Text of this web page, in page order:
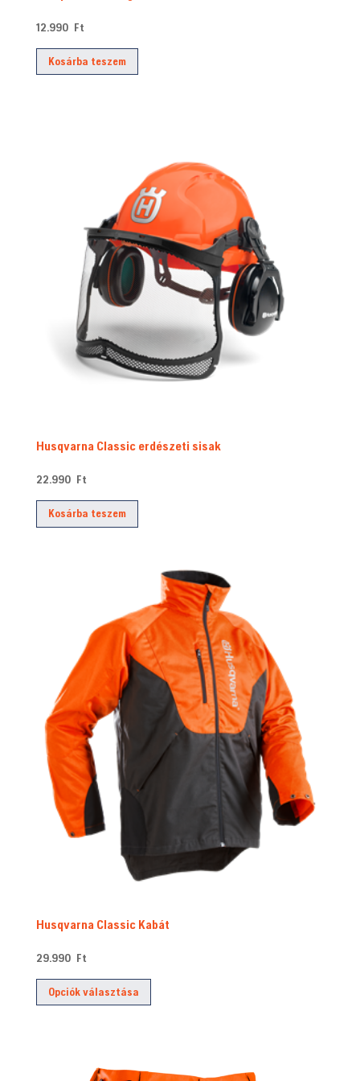
12.990 Ft
Kosárba teszem
Husqvarna Classic erdészeti sisak
22.990 Ft
Kosárba teszem
Husqvarna Classic Kabát
29.990 Ft
Opciók választása
Ennek